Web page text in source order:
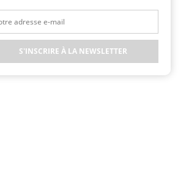
S'INSCRIRE À LA NEWSLETTER